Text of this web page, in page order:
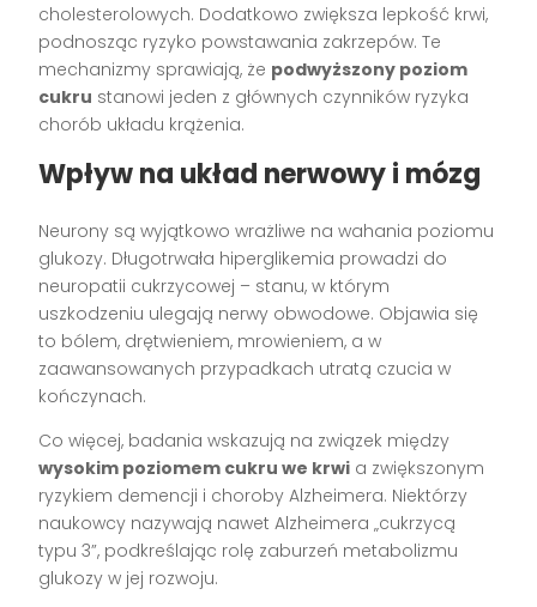
cholesterolowych. Dodatkowo zwiększa lepkość krwi,
podnosząc ryzyko powstawania zakrzepów. Te
mechanizmy sprawiają, że podwyższony poziom
cukru stanowi jeden z głównych czynników ryzyka
chorób układu krążenia.
Wpływ na układ nerwowy i mózg
Neurony są wyjątkowo wrażliwe na wahania poziomu
glukozy. Długotrwała hiperglikemia prowadzi do
neuropatii cukrzycowej – stanu, w którym
uszkodzeniu ulegają nerwy obwodowe. Objawia się
to bólem, drętwieniem, mrowieniem, a w
zaawansowanych przypadkach utratą czucia w
kończynach.
Co więcej, badania wskazują na związek między
wysokim poziomem cukru we krwi a zwiększonym
ryzykiem demencji i choroby Alzheimera. Niektórzy
naukowcy nazywają nawet Alzheimera „cukrzycą
typu 3”, podkreślając rolę zaburzeń metabolizmu
glukozy w jej rozwoju.